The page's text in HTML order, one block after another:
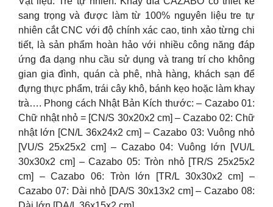
sang trọng và được làm từ 100% nguyên liệu tre tự
nhiên cắt CNC với độ chính xác cao, tinh xảo từng chi
tiết, là sản phẩm hoàn hảo với nhiều công năng đáp
ứng đa dạng nhu cầu sử dụng và trang trí cho không
gian gia đình, quán cà phê, nhà hàng, khách sạn để
đựng thực phẩm, trái cây khô, bánh kẹo hoặc làm khay
trà…. Phong cách Nhật Bản Kích thước: – Cazabo 01:
Chữ nhật nhỏ = [CN/S 30x20x2 cm] – Cazabo 02: Chữ
nhật lớn [CN/L 36x24x2 cm] – Cazabo 03: Vuông nhỏ
[VU/S 25x25x2 cm] – Cazabo 04: Vuông lớn [VU/L
30x30x2 cm] – Cazabo 05: Tròn nhỏ [TR/S 25x25x2
cm] – Cazabo 06: Tròn lớn [TR/L 30x30x2 cm] –
Cazabo 07: Dài nhỏ [DA/S 30x13x2 cm] – Cazabo 08: